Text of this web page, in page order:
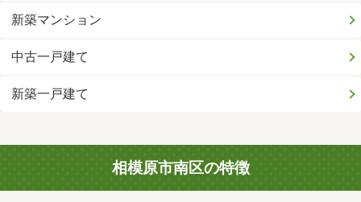
新築マンション
中古一戸建て
新築一戸建て
相模原市南区の特徴